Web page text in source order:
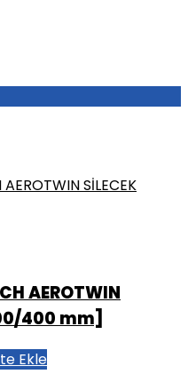
AEROTWIN
400 mm]
Ekle